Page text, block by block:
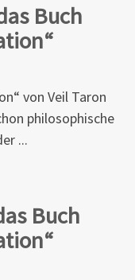
Buch
von Veil Taron
philosophische
...
Buch